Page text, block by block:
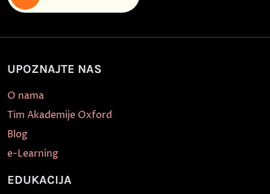
UPOZNAJTE NAS
O nama
Tim Akademije Oxford
Blog
e-Learning
EDUKACIJA